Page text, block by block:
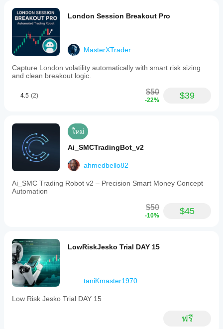
ถ้า ตัวอย่างเช่น ทุนถึงจุดสูงสุดหลังจากเวลาหนึ่ง จากนั้น
แม้ว่าทุนจะเพิ่มขึ้นในระหว่างวัน เช่น กับตำแหน่งเปิด
ทั้งหมด จาก 10,000,- เป็น 11,000,- และลดลงอีกครั้งเป็น
1,000,- คุณจะถูกหยุดที่ 10,000,-
คุณยังสามารถใช้เครื่องมือนี้สำหรับการปรับแต่ง แต่จะไม่
ที่แท้จริง คุณต้องพิจารณาทั้งยอดเงินสูงสุดและทุนต่ำสุด
และความแตกต่างนั้นคือการลดลงสูงสุดที่แท้จริง
เครื่องมือนี้เหมาะสำหรับตัวอย่างเช่น หากคุณเทรดบัญชี
ของคุณจาก 100k เป็น 150k เพื่อที่คุณจะได้ป้องกันทุนที่
120k
ยังเหมาะสำหรับกรณีที่บริษัท prop ของคุณต้องการ trailing
ที่นี่คุณสามารถป้อนเป้าหมายกำไรที่คุณต้องการบรรลุ
ดังนั้นคุณไม่ต้องกลัวว่าทุนจะวิ่งไปที่ 10,000,- ในช่วงที่คุณ
ไม่อยู่ แล้วพบในตอนเย็นว่าบัญชีอาจติดลบ
ผมเขียนโปรแกรมเครื่องมือนี้เพื่อให้คุณสามารถรอดพ้น
London Session Breakout Pro
MasterXTrader
Capture London volatility automatically with smart risk sizing
and clean breakout logic.
4.5 (2) $50
-22% $39
ใหม่
Ai_SMCTradingBot_v2
ahmedbello82
Ai_SMC Trading Robot v2 – Precision Smart Money Concept
Automation
$50
-10% $45
LowRiskJesko Trial DAY 15
taniKmaster1970
Low Risk Jesko Trial DAY 15
ฟรี